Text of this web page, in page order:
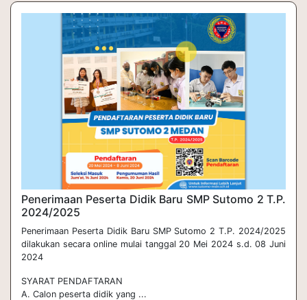
Penerimaan Peserta Didik Baru SMP Sutomo 2 T.P.
2024/2025
Penerimaan Peserta Didik Baru SMP Sutomo 2 T.P. 2024/2025
dilakukan secara online mulai tanggal 20 Mei 2024 s.d. 08 Juni
2024
SYARAT PENDAFTARAN
A. Calon peserta didik yang ...